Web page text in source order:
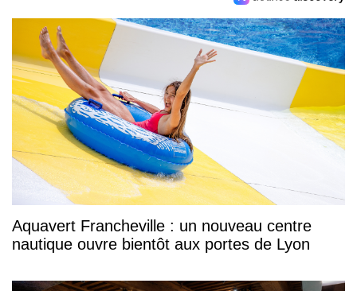
Aquavert Francheville : un nouveau centre
nautique ouvre bientôt aux portes de Lyon